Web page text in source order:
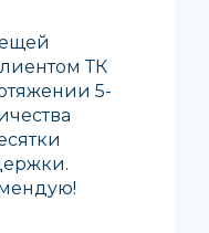
ТК
5-